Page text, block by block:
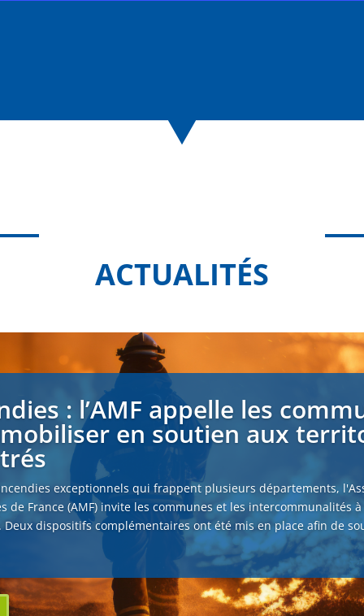
ACTUALITÉS
: l’AMF appelle les
en soutien aux
exceptionnels qui frappent plusieurs départements,
de France (AMF) invite les communes et les intercommunalités à
Deux dispositifs complémentaires ont été mis en place afin de